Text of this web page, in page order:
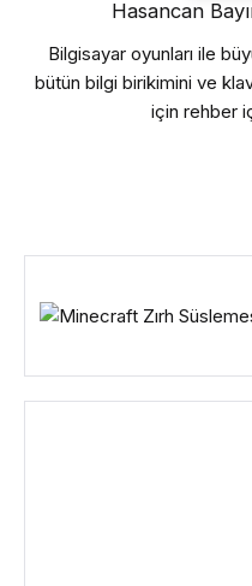
Hasancan
Bilgisayar oyunları ile
bütün bilgi birikimini ve
için rehber